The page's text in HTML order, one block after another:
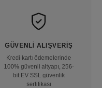
GÜVENLI ALIŞVERIŞ
Kredi kartı ödemelerinde
100% güvenli altyapı, 256-
bit EV SSL güvenlik
sertifikası